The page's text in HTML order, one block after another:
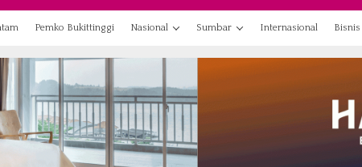
Pemko Bukittinggi Nasional Sumbar Internasional Bisnis